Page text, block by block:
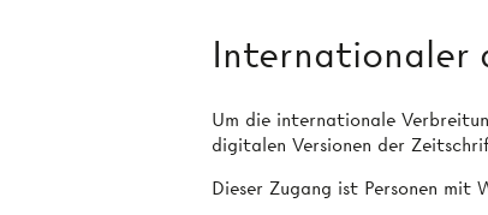
Internationaler
Um die internationale
digitalen Versionen der
Dieser Zugang ist Personen mit